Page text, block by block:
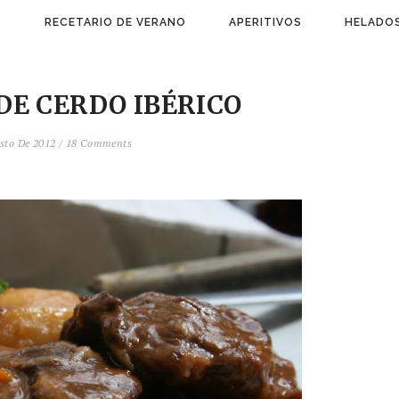
RECETARIO DE VERANO APERITIVOS
CERDO IBÉRICO
De 2012 / 18 Comments